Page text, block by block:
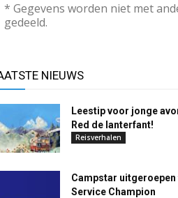
* Gegevens worden niet met
gedeeld.
NIEUWS
Leestip voor jonge
Red de lanterfant!
Reisverhalen
Campstar
Service Champion